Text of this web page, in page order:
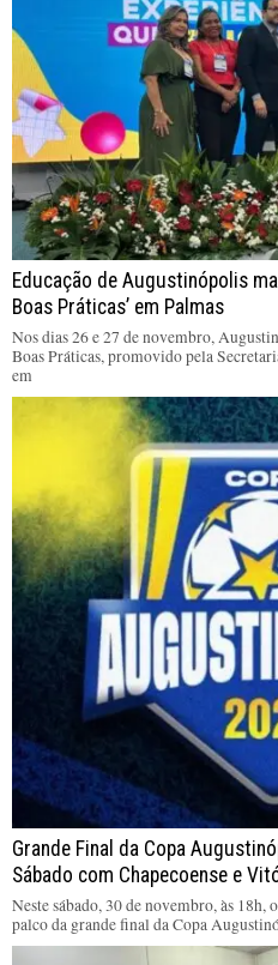
Educação de Augustinópolis
Boas Práticas’ em Palmas
Nos dias 26 e 27 de novembro,
Boas Práticas, promovido pela
em
Grande Final da Copa
Sábado com Chapecoense e
Neste sábado, 30 de novembro, às
palco da grande final da Copa